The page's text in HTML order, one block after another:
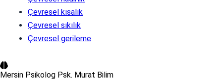
Çevresel kısalık
Çevresel sıkılık
Çevresel gerileme
Mersin Psikolog Psk. Murat Bilim